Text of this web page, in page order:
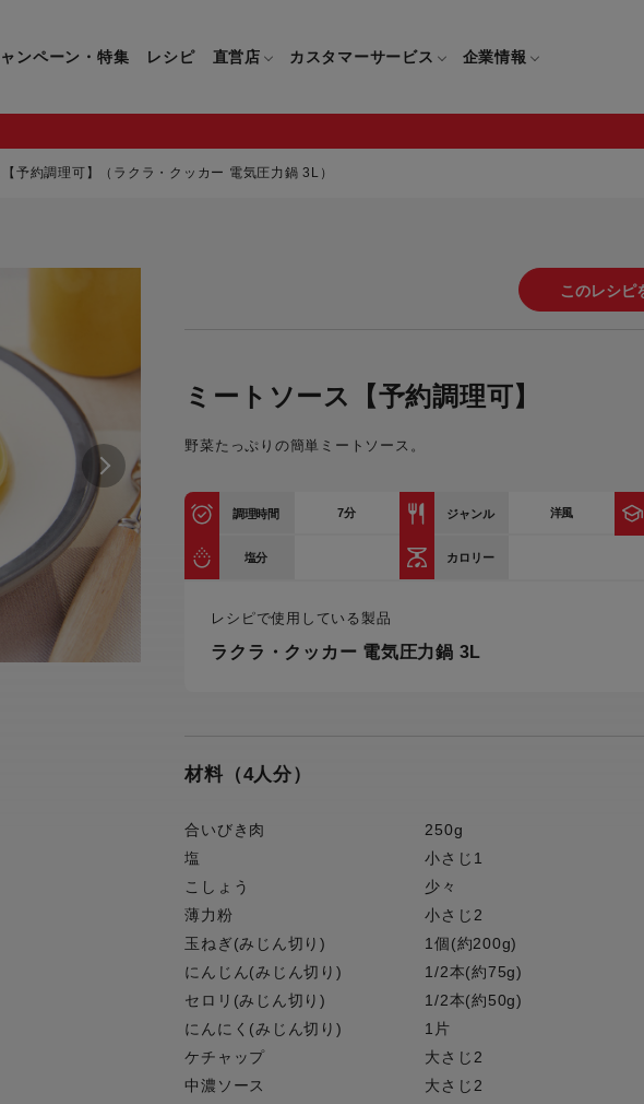
・鍋 マルチみじん切り器
保存容器
ドリンクウェア
キッチンツール
カトラリー
炊飯器
すべてのアイロン・衣類スチーマー
衣類スチーマー専用タイプ(1way)
スチームアイロン
ハンドブレンダー
フードプロセッサー
トースター
電気圧力鍋
生活家電
終売製品一覧
ンナイフ(包丁)一覧
チみじん切り器一覧
器一覧
クウェア一覧
チンツール一覧
ラリー一覧
器一覧
ての炊飯器一覧
てのアイロン・衣類スチーマー
スチーマーアイロン兼用タイプ
スチーマー専用タイプ(1way)一
ハンドブレンダー一覧
フードプロセッサー一覧
トースター一覧
電気圧力鍋一覧
生活家電一覧
ギフト・プレゼント特集
ンペーン・特集 レシピ 直営店 カスタマーサービス
についてのよくあるご質問
ァール会員に関するよくある
保証について
部品注文について
企業情報
ティファールの歴史
グループセブジャパン
カスタマーハラスメント
について
採用情報
【予約調理可】（ラクラ・クッカー 電気圧力鍋 3L）
ミートソース【予約調理可】
野菜たっぷりの簡単ミートソース。
調理時間 7分 ジャンル 洋風
塩分 カロリー
レシピで使用している製品
ラクラ・クッカー 電気圧力鍋 3L
材料（4人分）
合いびき肉
250g
塩
小さじ1
こしょう
少々
薄力粉
小さじ2
玉ねぎ(みじん切り)
1個(約200g)
にんじん(みじん切り)
1/2本(約75g)
セロリ(みじん切り)
1/2本(約50g)
にんにく(みじん切り)
1片
ケチャップ
大さじ2
中濃ソース
大さじ2